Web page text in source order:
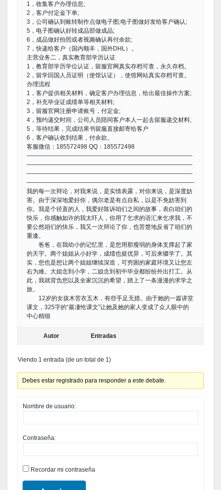
1，收集客户办理信息;
2，客户付定金下单;
3，公司确认到账转制作点做电子图;电子图做好发给客户确认;
5，电子图确认好转成品部做成品;
6，成品做好拍照或者视频确认再付余款;
7，快递给客户（国内顺丰，国外DHL）。
主营业务二，真实教育部学历认证
1，教育部学历学位认证，留服官网真实存档可查，永久存档。
2，留学回国人员证明（使馆认证），使馆网站真实存档可查。
办理流程
1，客户提供相关材料，确定客户办理信息，给出最佳操作方案;
2，补充毕业证成绩单等相关材料;
3，留服官网注册申请账号，付定金;
4，预约递交时间，公司人员陪同客户本人一起去留服递交材料;
5，等待结果，完成结果书留服直接邮寄给客户
6，客户确认收到结果，付余款。
客服微信：185572498 QQ：185572498
————————————————————————————
————————————————————————————
————————————————————————————
————————————————————————————-
我的每一次辩论，对我来说，是实情表露，对你来说，是深度妨
害。由于深深地爱好你，偶尔老是有点自私，以是不免妨害到
你。我是个径直的人，我爱好陈诉咱们之间的故事，表白咱们的
快乐，你感触如许的我太吓人，你用了乞求的语汇来乞求我，不
要公然咱们的快乐，我又一次辩论了你，也苦楚地反省了咱们的
重逢。
爸爸，在我幼小的记忆里，是您用那瘦弱的身体支撑起了家
的天宇。两个姐姐从小好学，成绩也挺优异，可后来辍学了。其
实，您也是想让两个姐姐继续深造，可穷困的家庭环境又让您左
右为难。大姐念到小学，二姐念到初中毕业都纷纷外出打工。从
此，我就背负您以及全家沉沉的希望，踏上了一条漫漫的求学之
旅。
12岁的女孩木苦衣五木，有些手足无措。由于她的一篇讲堂
课文，325字的“最凄怆课文”让她及她的家人变成了众人眼中的
中心精细
Autor Entradas
Viendo 1 entrada (de un total de 1)
Debes estar registrado para responder a este debate.
Nombre de usuario:
Contraseña:
Recordar mi contraseña